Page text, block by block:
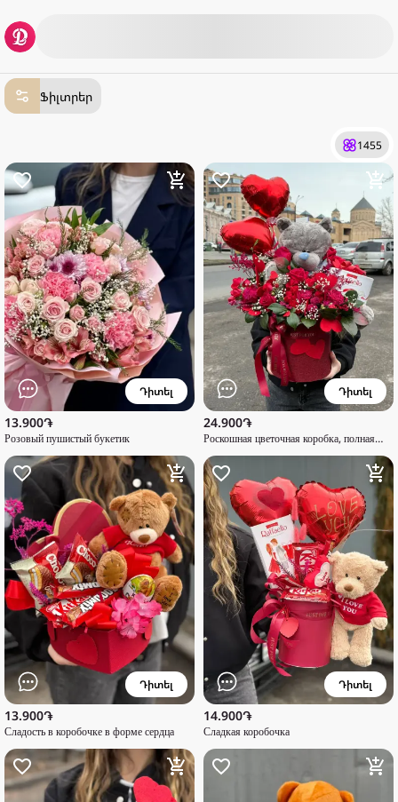
Ֆիլտրեր
1455
Դիտել
13.900֏
Розовый пушистый букетик
Դիտել
24.900֏
Роскошная цветочная коробка, полная
сладости.
Դիտել
13.900֏
Сладость в коробочке в форме сердца
Դիտել
14.900֏
Сладкая коробочка